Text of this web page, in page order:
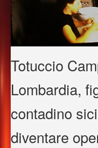
Totuccio
Lombardia,
contadino
diventare